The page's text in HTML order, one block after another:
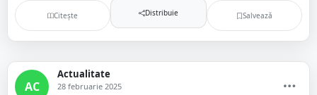
Citește Distribuie Salvează
AC
Actualitate
28 februarie 2025